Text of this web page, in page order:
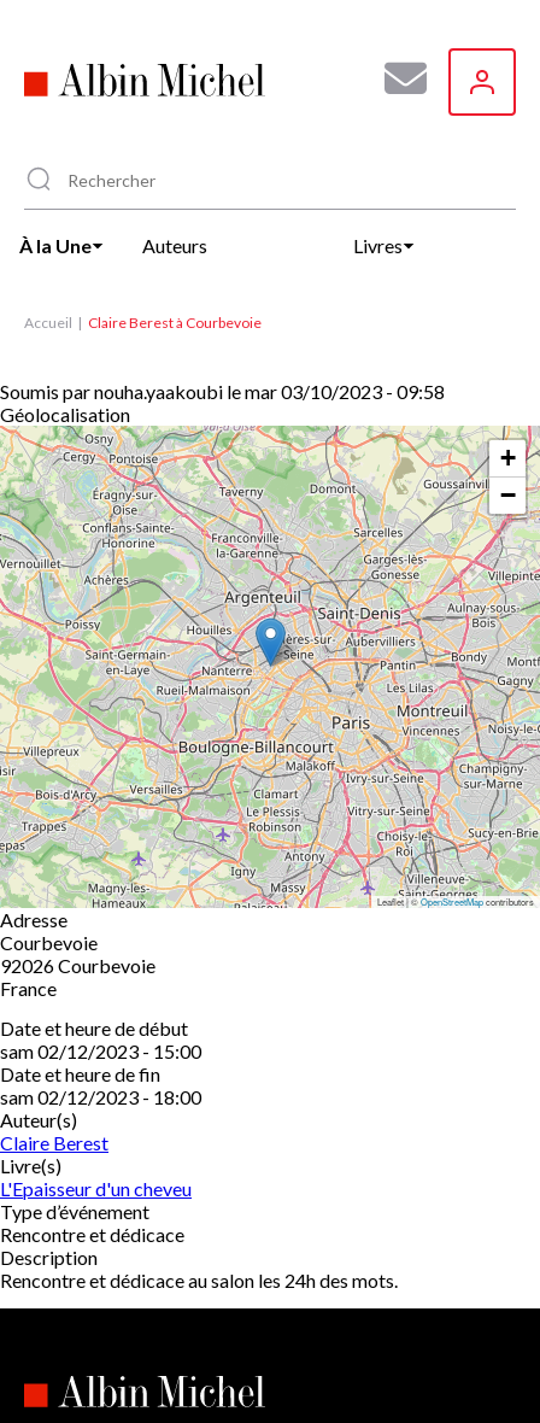
principal
À la Une Auteurs Livres
Accueil Claire Berest à Courbevoie
Soumis parnouha.yaakoubi lemar 03/10/2023 - 09:58
Géolocalisation
+
−
Leaflet | ©OpenStreetMapcontributors
Adresse
Courbevoie
92026Courbevoie
France
Date et heure de début
sam 02/12/2023 - 15:00
Date et heure de fin
sam 02/12/2023 - 18:00
Auteur(s)
Claire Berest
Livre(s)
L'Epaisseur d'un cheveu
Type d’événement
Rencontre et dédicace
Description
Rencontre et dédicace au salon les 24h des mots.